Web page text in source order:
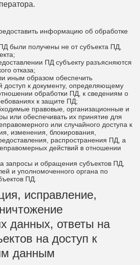
информацию об обработке
были получены не от субъекта ПД,
ПД субъекту разъясняются
отказа;
иным образом обеспечить
доступ к документу, определяющему
обработки ПД, к сведениям о
к защите ПД;
правовые, организационные и
или обеспечивать их принятие для
или случайного доступа к
изменения, блокирования,
распространения ПД, а
действий в отношении
запросы и обращения субъектов ПД,
и уполномоченного органа по
ПД.
исправление,
данных, ответы на
на доступ к
данным